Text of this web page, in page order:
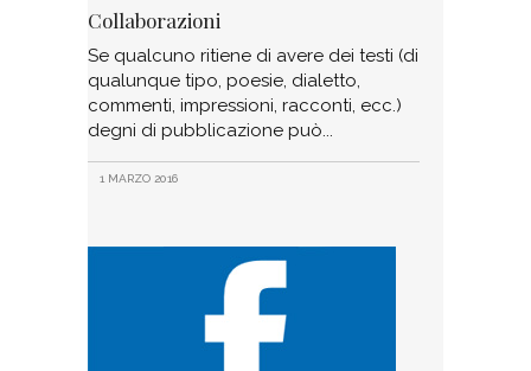
Collaborazioni
Se qualcuno ritiene di avere dei testi (di
qualunque tipo, poesie, dialetto,
commenti, impressioni, racconti, ecc.)
degni di pubblicazione può
1 MARZO 2016